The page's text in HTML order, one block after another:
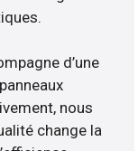
d’une
nous
change la